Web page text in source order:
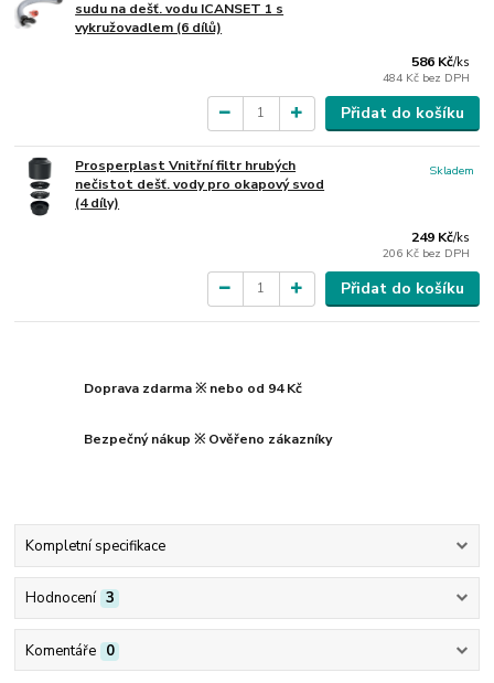
sudu na dešť. vodu ICANSET 1 s
vykružovadlem (6 dílů)
586 Kč/ks
484 Kč bez DPH
Přidat do košíku
Prosperplast Vnitřní filtr hrubých
nečistot dešť. vody pro okapový svod
(4 díly)
249 Kč/ks
206 Kč bez DPH
Skladem
Přidat do košíku
Doprava zdarma ※ nebo od 94 Kč
Bezpečný nákup ※ Ověřeno zákazníky
Kompletní specifikace
Hodnocení 3
Komentáře 0